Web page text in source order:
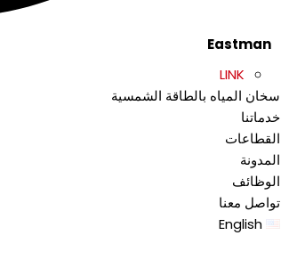
Eastman
LINK
سخان المياه بالطاقة الشمسية
خدماتنا
القطاعات
المدونة
الوظائف
تواصل معنا
English